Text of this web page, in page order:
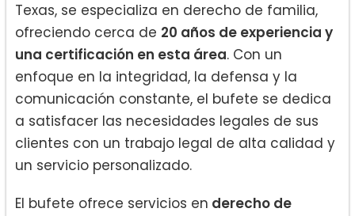
Texas, se especializa en derecho de familia,
ofreciendo cerca de 20 años de experiencia y
una certificación en esta área. Con un
enfoque en la integridad, la defensa y la
comunicación constante, el bufete se dedica
a satisfacer las necesidades legales de sus
clientes con un trabajo legal de alta calidad y
un servicio personalizado.
El bufete ofrece servicios en derecho de